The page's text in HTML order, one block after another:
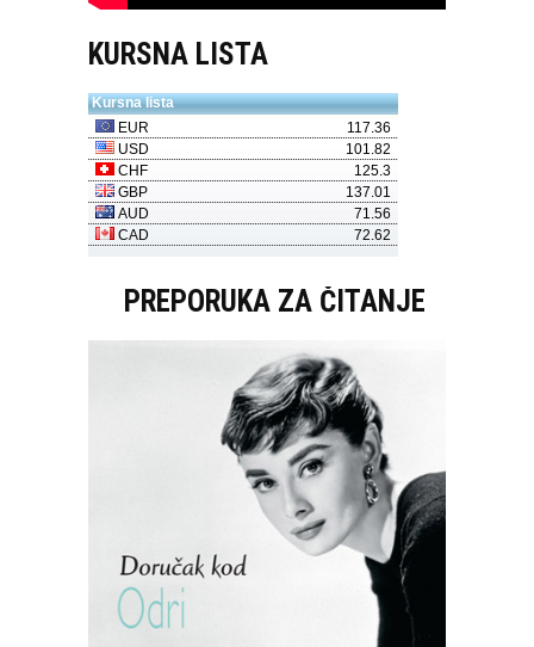
KURSNA LISTA
PREPORUKA ZA ČITANJE